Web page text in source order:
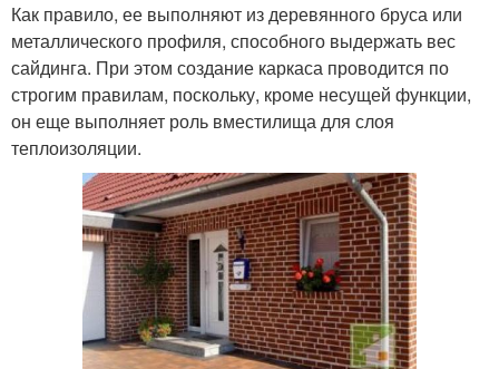
Как правило, ее выполняют из деревянного бруса или
металлического профиля, способного выдержать вес
сайдинга. При этом создание каркаса проводится по
строгим правилам, поскольку, кроме несущей функции,
он еще выполняет роль вместилища для слоя
теплоизоляции.